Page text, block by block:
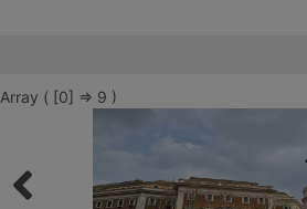
Array ( [0] => 9 )